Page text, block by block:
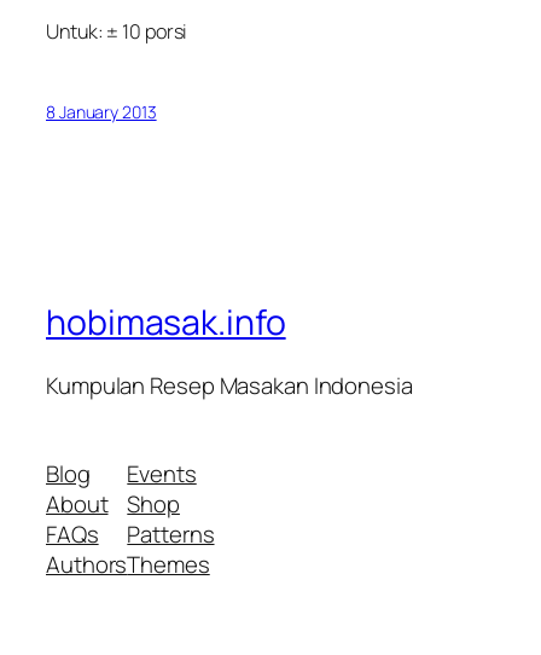
Untuk: ± 10 porsi
8 January 2013
hobimasak.info
Kumpulan Resep Masakan Indonesia
Blog
About
FAQs
Authors
Events
Shop
Patterns
Themes